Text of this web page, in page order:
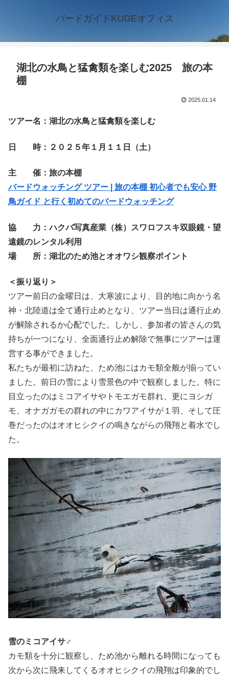
バードガイドKUGEオフィス
湖北の水鳥と猛禽類を楽しむ2025 旅の本
棚
2025.01.14
ツアー名：湖北の水鳥と猛禽類を楽しむ
日 時：２０２５年１月１１日（土）
主 催：旅の本棚
バードウォッチング ツアー | 旅の本棚 初心者でも安心 野
鳥ガイド と行く初めてのバードウォッチング
協 力：ハクバ写真産業（株）スワロフスキ双眼鏡・望
遠鏡のレンタル利用
場 所：湖北のため池とオオワシ観察ポイント
＜振り返り＞
ツアー前日の金曜日は、大寒波により、目的地に向かう名
神・北陸道は全て通行止めとなり、ツアー当日は通行止め
が解除されるか心配でした。しかし、参加者の皆さんの気
持ちが一つになり、全面通行止め解除で無事にツアーは運
営する事ができました。
私たちが最初に訪ねた、ため池にはカモ類全般が揃ってい
ました。前日の雪により雪景色の中で観察しました。特に
目立ったのはミコアイサやトモエガモ群れ、更にヨシガ
モ、オナガガモの群れの中にカワアイサが１羽、そして圧
巻だったのはオオヒシクイの鳴きながらの飛翔と着水でし
た。
雪のミコアイサ♂
カモ類を十分に観察し、ため池から離れる時間になっても
次から次に飛来してくるオオヒシクイの飛翔は印象的でし